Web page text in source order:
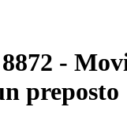
-
preposto